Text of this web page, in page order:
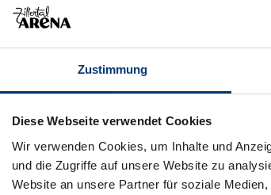
Zustimmung
Diese Webseite verwendet Cookies
Wir verwenden Cookies, um Inhalte und
und die Zugriffe auf unsere Website zu
Website an unsere Partner für soziale